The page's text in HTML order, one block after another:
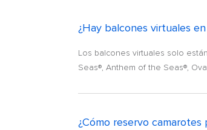
¿Hay balcones virtuales
Los balcones virtuales solo
Seas®, Anthem of the Seas®,
¿Cómo reservo